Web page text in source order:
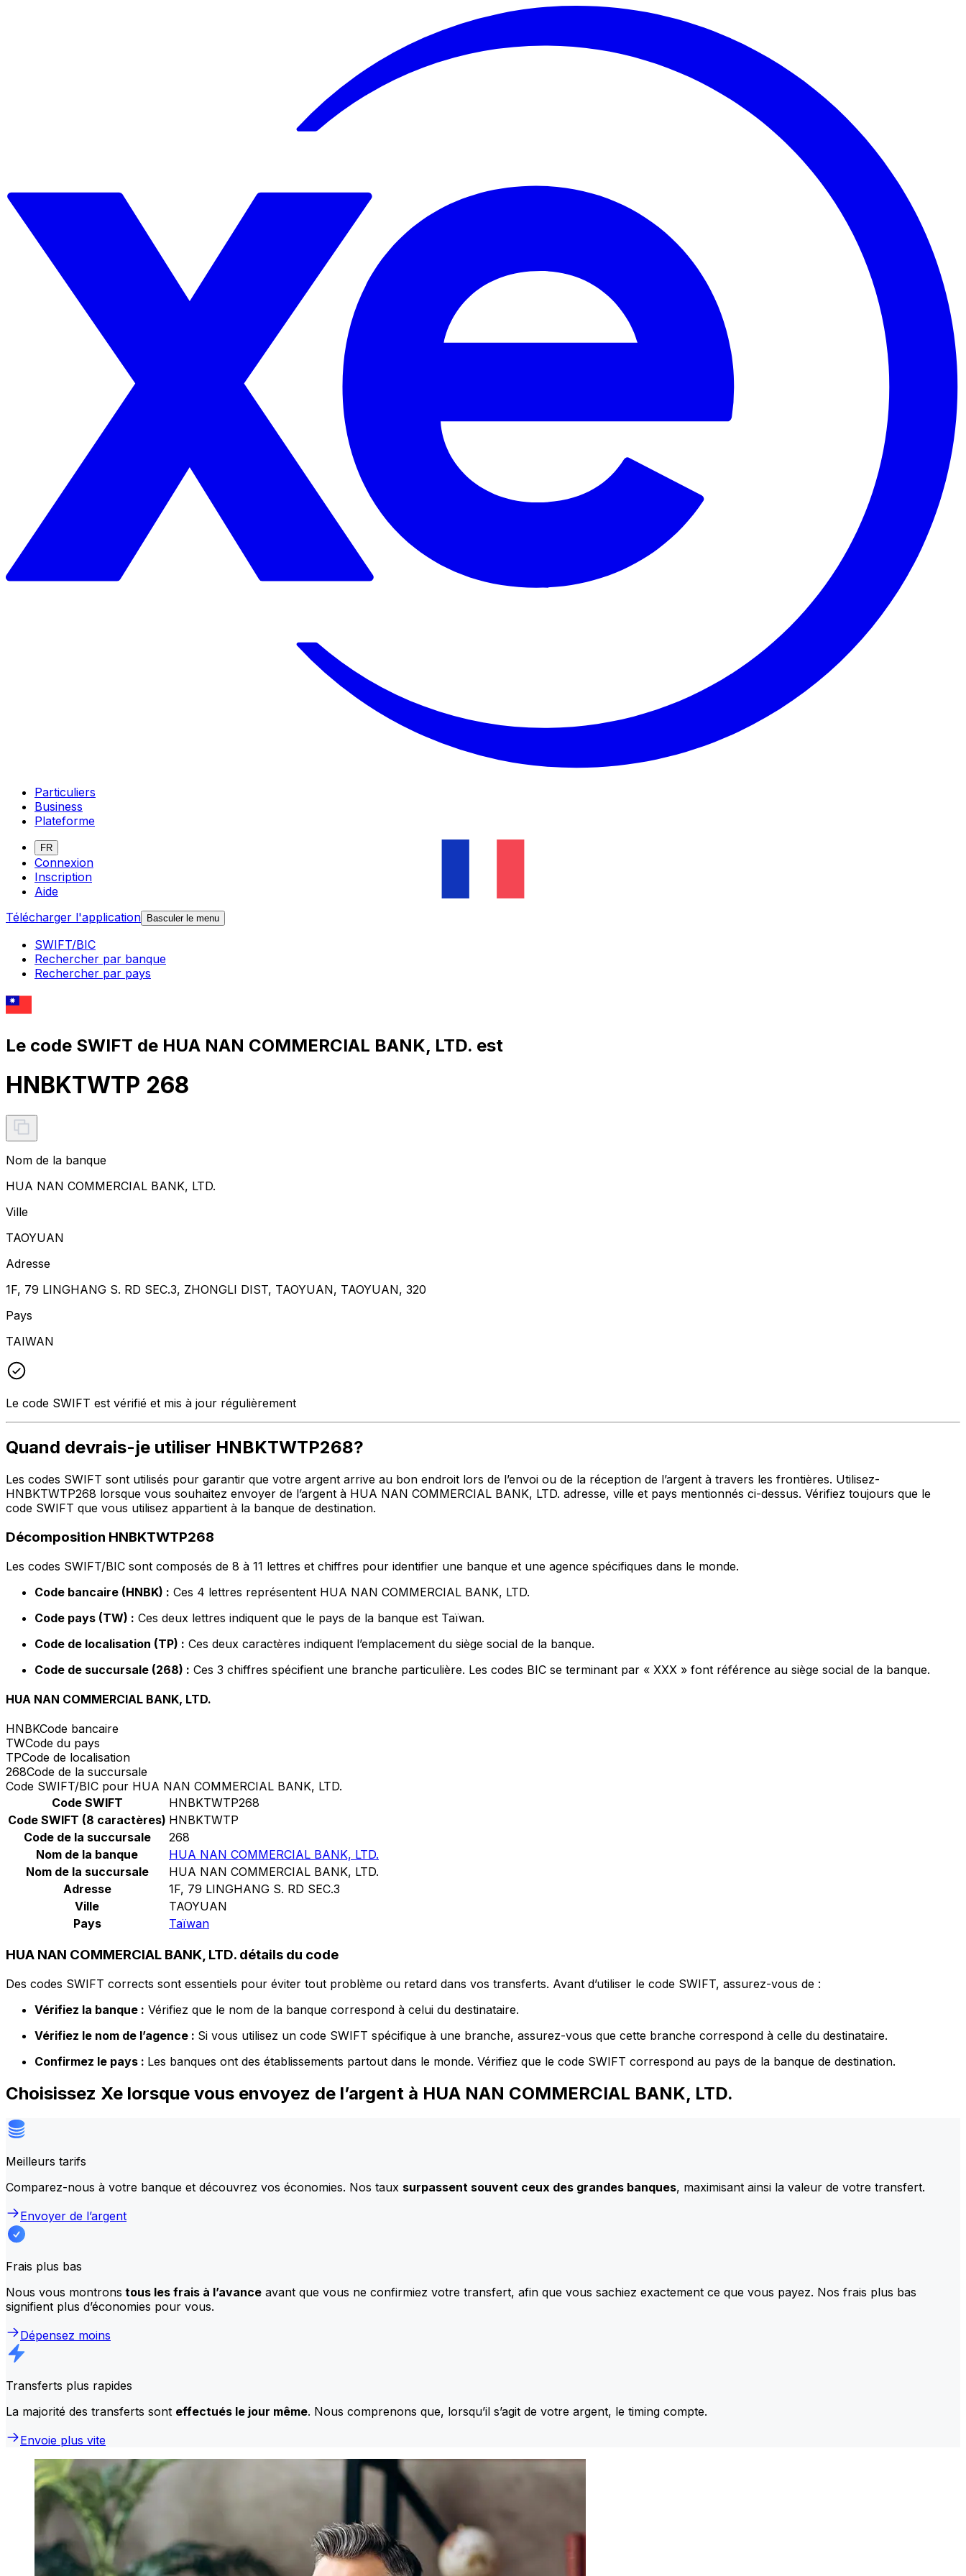
Particuliers
Business
Plateforme
FR
Connexion
Inscription
Aide
Télécharger l'application Basculer le menu
SWIFT/BIC
Rechercher par banque
Rechercher par pays
Le code SWIFT de HUA NAN COMMERCIAL BANK, LTD. est
HNBKTWTP 268
Nom de la banque
HUA NAN COMMERCIAL BANK, LTD.
Ville
TAOYUAN
Adresse
1F, 79 LINGHANG S. RD SEC.3, ZHONGLI DIST, TAOYUAN, TAOYUAN, 320
Pays
TAIWAN
Le code SWIFT est vérifié et mis à jour régulièrement
Quand devrais-je utiliser HNBKTWTP268?
Les codes SWIFT sont utilisés pour garantir que votre argent arrive au bon endroit lors de l’envoi ou de la réception de l’argent à travers les frontières. Utilisez-
HNBKTWTP268 lorsque vous souhaitez envoyer de l’argent à HUA NAN COMMERCIAL BANK, LTD. adresse, ville et pays mentionnés ci-dessus. Vérifiez toujours que le
code SWIFT que vous utilisez appartient à la banque de destination.
Décomposition HNBKTWTP268
Les codes SWIFT/BIC sont composés de 8 à 11 lettres et chiffres pour identifier une banque et une agence spécifiques dans le monde.
Code bancaire (HNBK) : Ces 4 lettres représentent HUA NAN COMMERCIAL BANK, LTD.
Code pays (TW) : Ces deux lettres indiquent que le pays de la banque est Taïwan.
Code de localisation (TP) : Ces deux caractères indiquent l’emplacement du siège social de la banque.
Code de succursale (268) : Ces 3 chiffres spécifient une branche particulière. Les codes BIC se terminant par « XXX » font référence au siège social de la banque.
HUA NAN COMMERCIAL BANK, LTD.
HNBKCode bancaire
TWCode du pays
TPCode de localisation
268Code de la succursale
Code SWIFT/BIC pour HUA NAN COMMERCIAL BANK, LTD.
Code SWIFT
HNBKTWTP268
Code SWIFT (8 caractères) HNBKTWTP
Code de la succursale
268
Nom de la banque
HUA NAN COMMERCIAL BANK, LTD.
Nom de la succursale
HUA NAN COMMERCIAL BANK, LTD.
Adresse
1F, 79 LINGHANG S. RD SEC.3
Ville
TAOYUAN
Pays
Taïwan
HUA NAN COMMERCIAL BANK, LTD. détails du code
Des codes SWIFT corrects sont essentiels pour éviter tout problème ou retard dans vos transferts. Avant d’utiliser le code SWIFT, assurez-vous de :
Vérifiez la banque : Vérifiez que le nom de la banque correspond à celui du destinataire.
Vérifiez le nom de l’agence : Si vous utilisez un code SWIFT spécifique à une branche, assurez-vous que cette branche correspond à celle du destinataire.
Confirmez le pays : Les banques ont des établissements partout dans le monde. Vérifiez que le code SWIFT correspond au pays de la banque de destination.
Choisissez Xe lorsque vous envoyez de l’argent à HUA NAN COMMERCIAL BANK, LTD.
Meilleurs tarifs
Comparez-nous à votre banque et découvrez vos économies. Nos taux surpassent souvent ceux des grandes banques, maximisant ainsi la valeur de votre transfert.
Envoyer de l’argent
Frais plus bas
Nous vous montrons tous les frais à l’avance avant que vous ne confirmiez votre transfert, afin que vous sachiez exactement ce que vous payez. Nos frais plus bas
signifient plus d’économies pour vous.
Dépensez moins
Transferts plus rapides
La majorité des transferts sont effectués le jour même. Nous comprenons que, lorsqu’il s’agit de votre argent, le timing compte.
Envoie plus vite